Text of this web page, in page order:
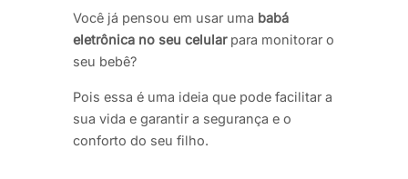
Você já pensou em usar uma babá
eletrônica no seu celularpara monitorar o
seu bebê?
Pois essa é uma ideia que pode facilitar a
sua vida e garantir a segurança e o
conforto do seu filho.